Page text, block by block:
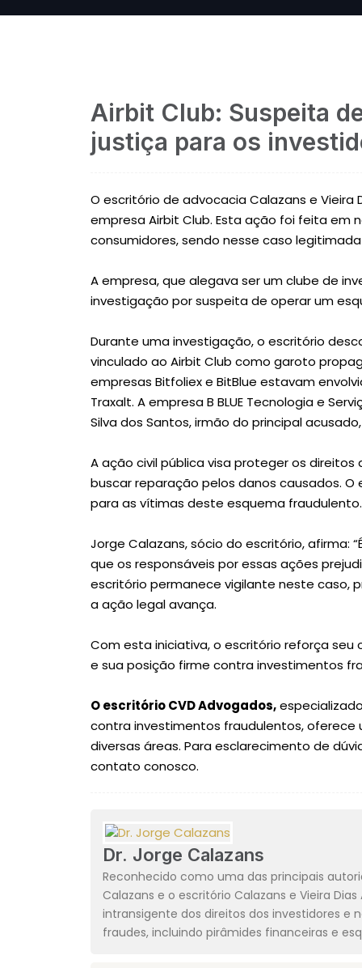
Airbit Club: Suspeita
justiça para os
O escritório de advocacia Calazans e Vieira
empresa Airbit Club. Esta ação foi feita
consumidores, sendo nesse caso
A empresa, que alegava ser um clube de
investigação por suspeita de operar um
Durante uma investigação, o escritório
vinculado ao Airbit Club como garoto
empresas Bitfoliex e BitBlue estavam
Traxalt. A empresa B BLUE Tecnologia e
Silva dos Santos, irmão do principal
A ação civil pública visa proteger os direitos
buscar reparação pelos danos causados.
para as vítimas deste esquema fraudulento.
Jorge Calazans, sócio do escritório, afirma:
que os responsáveis por essas ações
escritório permanece vigilante neste caso,
a ação legal avança.
Com esta iniciativa, o escritório reforça
e sua posição firme contra investimentos
O escritório CVD Advogados,
contra investimentos fraudulentos, oferece
diversas áreas. Para esclarecimento de
contato conosco.
Dr. Jorge Calazans
Reconhecido como uma das principais
Calazans e o escritório Calazans e Vieira
intransigente dos direitos dos investidores e
fraudes, incluindo pirâmides financeiras e